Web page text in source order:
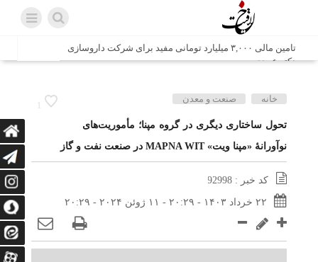
تامین مالی ۳,۰۰۰ میلیارد تومانی مفید برای شرکت داروسازی
دکتر عبیدی
شش وزیر کابینه پاکستان با حضور در سفارت ایران در اسلام
اتابک: ظرفیت های جدید همکاری‌های تجاری ایران و پاکستان با
محوریت بخش خصوصی فعال می‌شود
در مسیر جا‌مانده‌ها، دل‌ها به کربلا رسیده است
وزیر صمت خواستار پیگیری کانتینرهای ایرانی در بندر کراچی
شد / تجارت ۱۰ میلیارد دلاری ایران و پاکستان
1
خانه صنعت و معدن
تحول ساختاری دیگری در گروه مپنا؛ مأموریت‌های
نوآورانۀ «مپنا ویت» MAPNA WIT در صنعت نفت و گاز
کد خبر : 92998
۲۲ خرداد ۱۴۰۳ - ۲۰:۲۹ - ۱۱ ژوئن ۲۰۲۴ - ۲۰:۲۹